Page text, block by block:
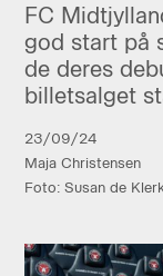
FC
god start på
de deres
billetsalget
23/09/24
Maja Christensen
Foto: Susan de